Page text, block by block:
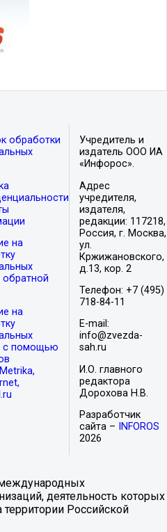
обработки
на
на
с помощью
Учредитель и
издатель ООО ИА
«Инфорос».
Адрес
учредителя,
издателя,
редакции: 117218,
Россия, г. Москва,
ул.
Кржижановского,
д.13, кор. 2
Телефон: +7 (495)
718-84-11
E-mail:
info@zvezda-
sah.ru
И.О. главного
редактора
Дорохова Н.В.
Разработчик
сайта –
INFOROS
2026
деятельность которых
Российской